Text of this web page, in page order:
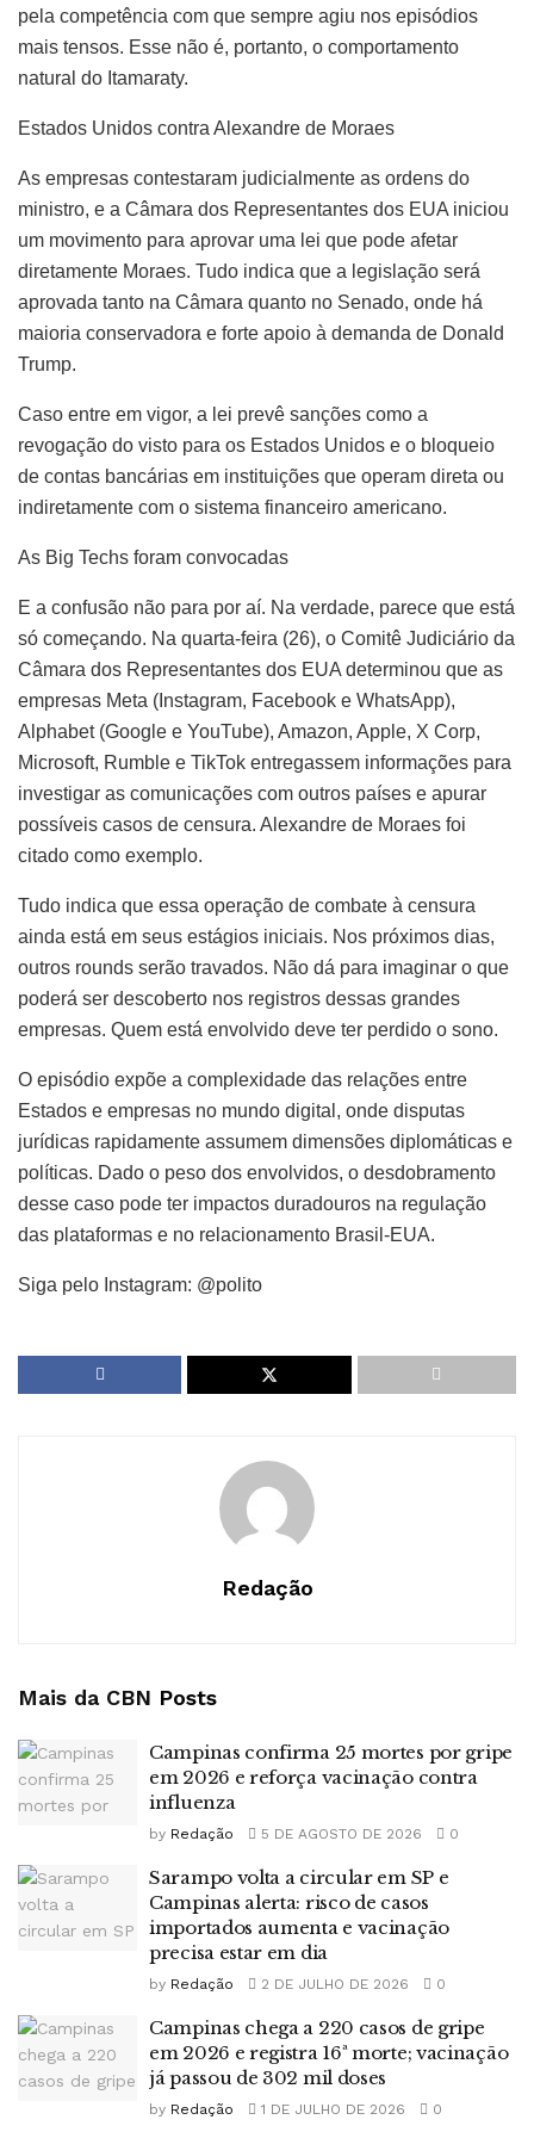
pela competência com que sempre agiu nos episódios
mais tensos. Esse não é, portanto, o comportamento
natural do Itamaraty.
Estados Unidos contra Alexandre de Moraes
As empresas contestaram judicialmente as ordens do
ministro, e a Câmara dos Representantes dos EUA iniciou
um movimento para aprovar uma lei que pode afetar
diretamente Moraes. Tudo indica que a legislação será
aprovada tanto na Câmara quanto no Senado, onde há
maioria conservadora e forte apoio à demanda de Donald
Trump.
Caso entre em vigor, a lei prevê sanções como a
revogação do visto para os Estados Unidos e o bloqueio
de contas bancárias em instituições que operam direta ou
indiretamente com o sistema financeiro americano.
As Big Techs foram convocadas
E a confusão não para por aí. Na verdade, parece que está
só começando. Na quarta-feira (26), o Comitê Judiciário da
Câmara dos Representantes dos EUA determinou que as
empresas Meta (Instagram, Facebook e WhatsApp),
Alphabet (Google e YouTube), Amazon, Apple, X Corp,
Microsoft, Rumble e TikTok entregassem informações para
investigar as comunicações com outros países e apurar
possíveis casos de censura. Alexandre de Moraes foi
citado como exemplo.
Tudo indica que essa operação de combate à censura
ainda está em seus estágios iniciais. Nos próximos dias,
outros rounds serão travados. Não dá para imaginar o que
poderá ser descoberto nos registros dessas grandes
empresas. Quem está envolvido deve ter perdido o sono.
O episódio expõe a complexidade das relações entre
Estados e empresas no mundo digital, onde disputas
jurídicas rapidamente assumem dimensões diplomáticas e
políticas. Dado o peso dos envolvidos, o desdobramento
desse caso pode ter impactos duradouros na regulação
das plataformas e no relacionamento Brasil-EUA.
Siga pelo Instagram: @polito
Redação
Mais da CBN Posts
Campinas confirma 25 mortes por gripe
em 2026 e reforça vacinação contra
influenza
by Redação 5 DE AGOSTO DE 2026 0
Sarampo volta a circular em SP e
Campinas alerta: risco de casos
importados aumenta e vacinação
precisa estar em dia
by Redação 2 DE JULHO DE 2026 0
Campinas chega a 220 casos de gripe
em 2026 e registra 16ª morte; vacinação
já passou de 302 mil doses
by Redação 1 DE JULHO DE 2026 0